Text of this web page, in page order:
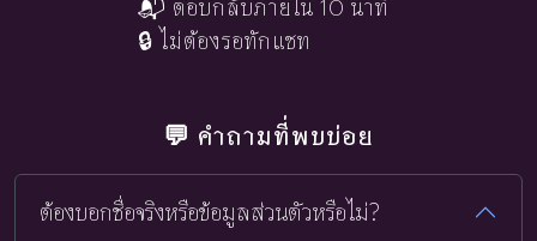
📬 ตอบกลับภายใน 10 นาที
🔒 ไม่ต้องรอทักแชท
💬 คำถามที่พบบ่อย
ต้องบอกชื่อจริงหรือข้อมูลส่วนตัวหรือไม่?